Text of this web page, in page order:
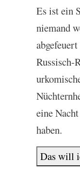
Es ist ein
niemand
Russisch-
eine
haben.
Das will